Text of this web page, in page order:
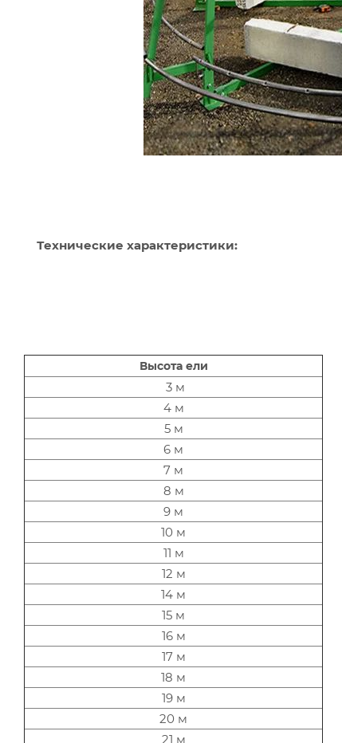
Технические характеристики:
Высота ели
3 м
4 м
5 м
6 м
7 м
8 м
9 м
10 м
11 м
12 м
14 м
15 м
16 м
17 м
18 м
19 м
20 м
21 м